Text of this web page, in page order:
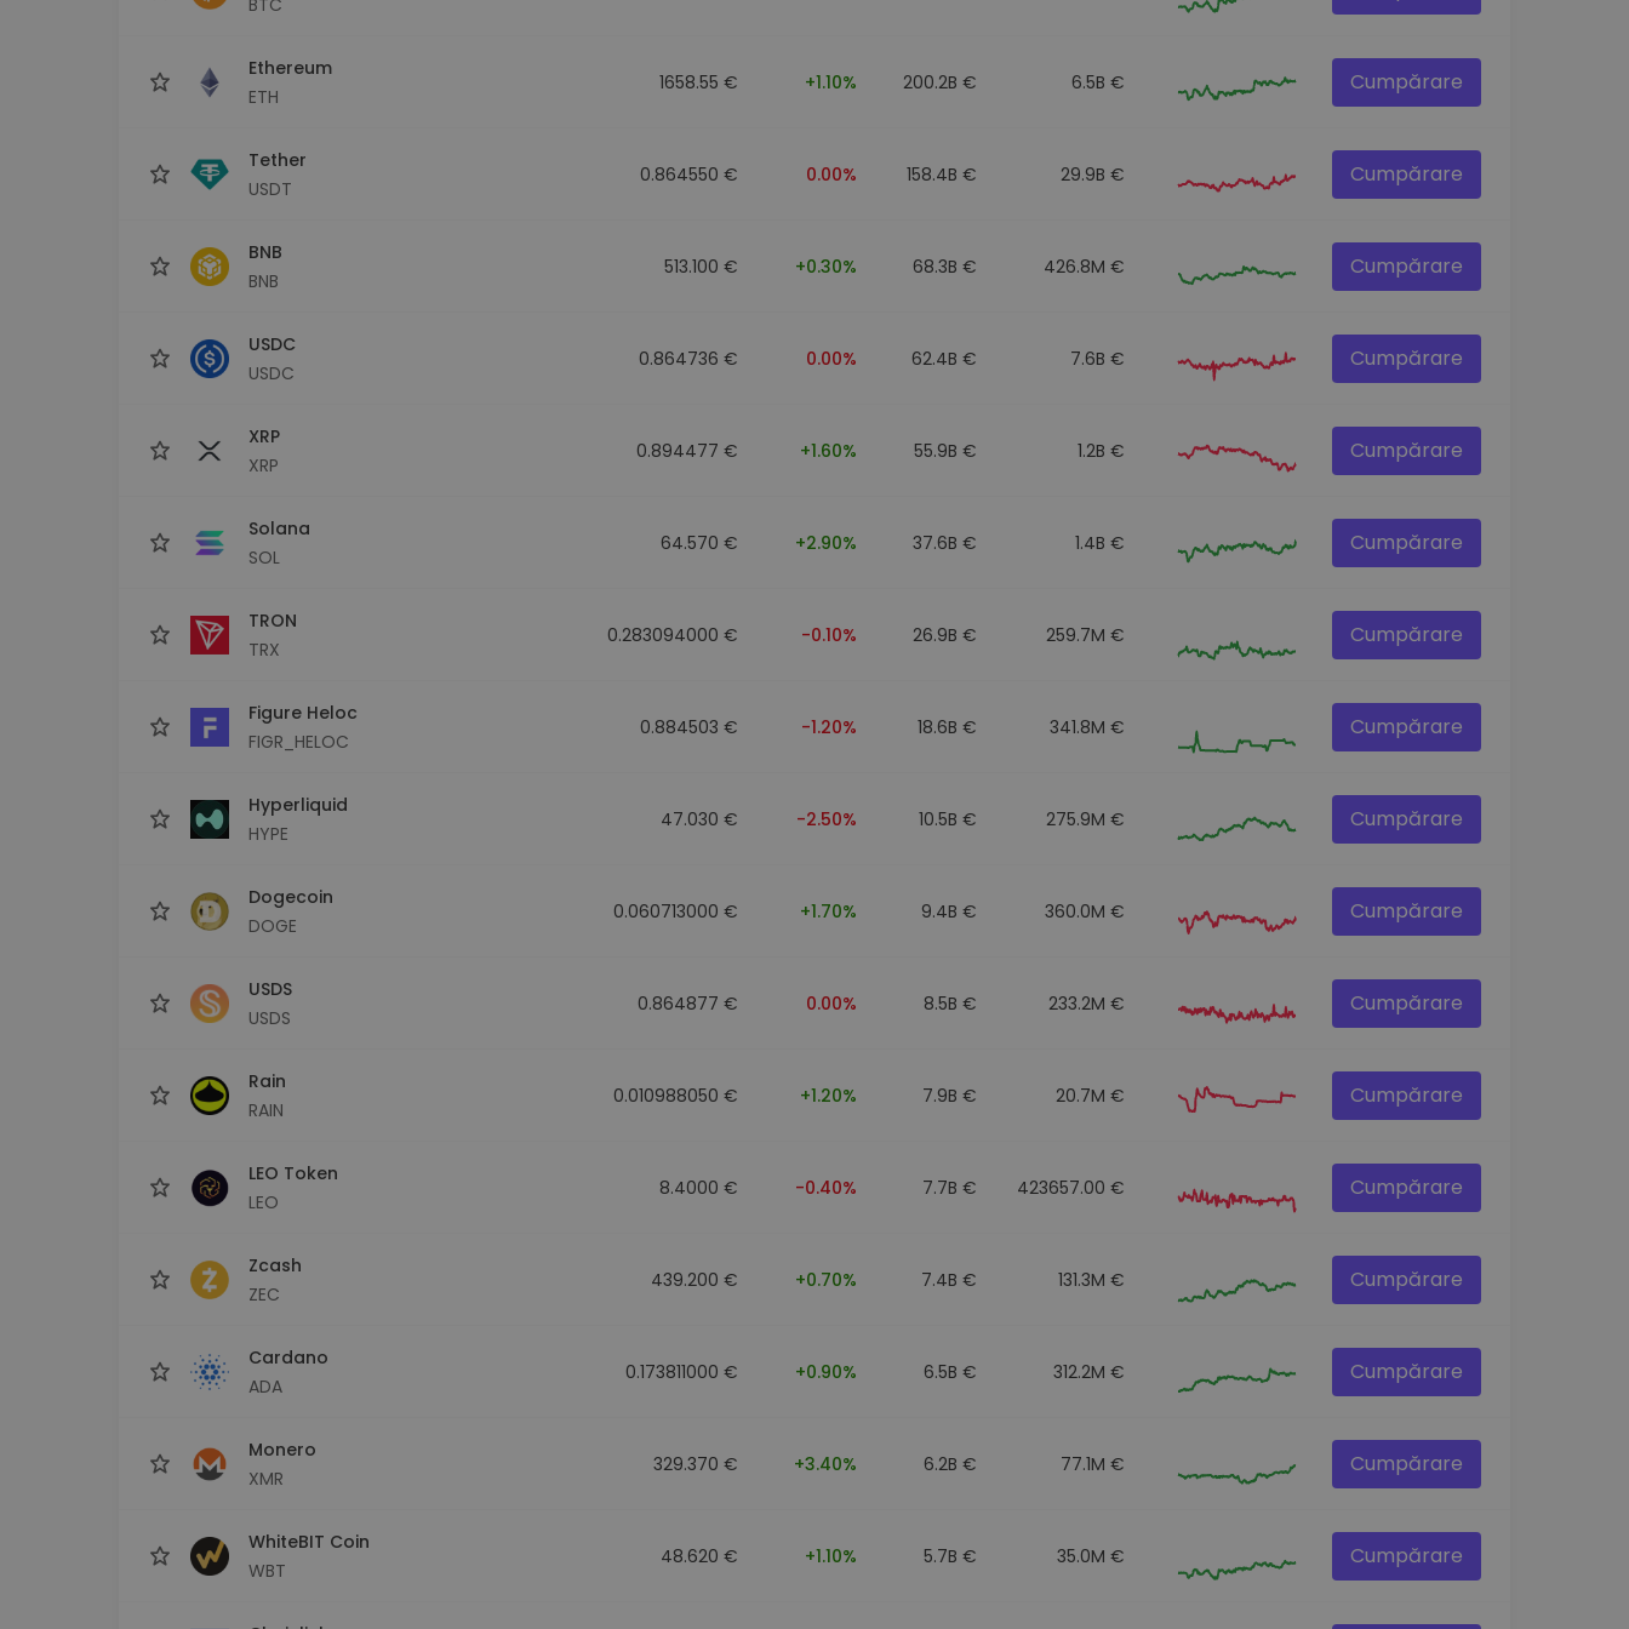
Ethereum
ETH
1658.55 € +1.10% 200.2B € 6.5B € Cumpărare
Tether
USDT
0.864550 € 0.00% 158.4B € 29.9B € Cumpărare
BNB
BNB
513.100 € +0.30% 68.3B € 426.8M € Cumpărare
USDC
USDC
0.864736 € 0.00% 62.4B € 7.6B € Cumpărare
XRP
XRP
0.894477 € +1.60% 55.9B € 1.2B € Cumpărare
Solana
SOL
64.570 € +2.90% 37.6B € 1.4B € Cumpărare
TRON
TRX
0.283094000 € -0.10% 26.9B € 259.7M € Cumpărare
Figure Heloc
FIGR_HELOC
0.884503 € -1.20% 18.6B € 341.8M € Cumpărare
Hyperliquid
HYPE
47.030 € -2.50% 10.5B € 275.9M € Cumpărare
Dogecoin
DOGE
0.060713000 € +1.70% 9.4B € 360.0M € Cumpărare
USDS
USDS
0.864877 € 0.00% 8.5B € 233.2M € Cumpărare
Rain
RAIN
0.010988050 € +1.20% 7.9B € 20.7M € Cumpărare
LEO Token
LEO
8.4000 € -0.40% 7.7B € 423657.00 € Cumpărare
Zcash
ZEC
439.200 € +0.70% 7.4B € 131.3M € Cumpărare
Cardano
ADA
0.173811000 € +0.90% 6.5B € 312.2M € Cumpărare
Monero
XMR
329.370 € +3.40% 6.2B € 77.1M € Cumpărare
WhiteBIT Coin
WBT
48.620 € +1.10% 5.7B € 35.0M € Cumpărare